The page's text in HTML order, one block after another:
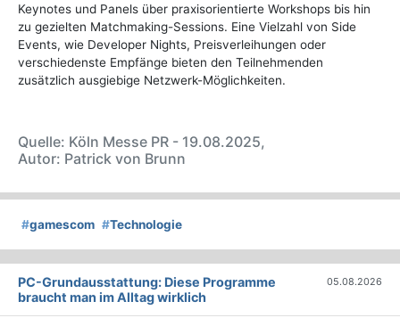
Keynotes und Panels über praxisorientierte Workshops bis hin
zu gezielten Matchmaking-Sessions. Eine Vielzahl von Side
Events, wie Developer Nights, Preisverleihungen oder
verschiedenste Empfänge bieten den Teilnehmenden
zusätzlich ausgiebige Netzwerk-Möglichkeiten.
Quelle: Köln Messe PR - 19.08.2025,
Autor: Patrick von Brunn
#gamescom #Technologie
PC-Grundausstattung: Diese Programme
braucht man im Alltag wirklich
05.08.2026